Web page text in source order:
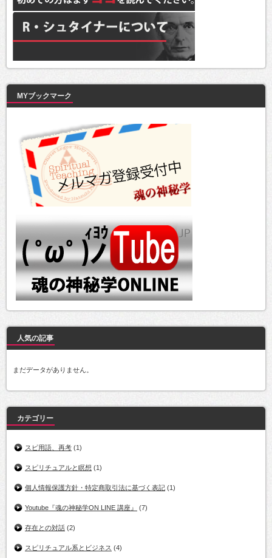
MYブックマーク
人気の記事
まだデータがありません。
カテゴリー
スピ用語、再考 (1)
スピリチュアルと瞑想 (1)
個人情報保護方針・特定商取引法に基づく表記 (1)
Youtube『魂の神秘学ON LINE 講座』 (7)
存在との対話 (2)
スピリチュアル系とビジネス (4)